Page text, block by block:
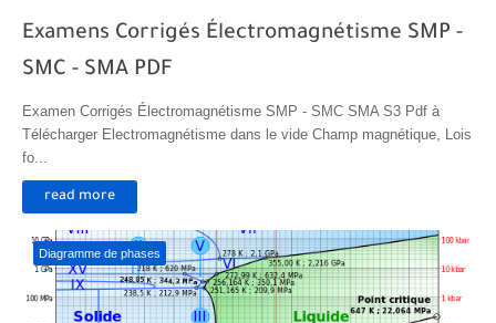
Examens Corrigés Électromagnétisme SMP -
SMC - SMA PDF
Examen Corrigés Électromagnétisme SMP - SMC SMA S3 Pdf à
Télécharger Electromagnétisme dans le vide Champ magnétique, Lois
fo...
read more
Diagramme de phases